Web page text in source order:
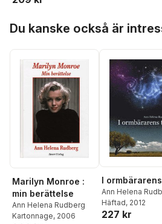
Du kanske också är
Marilyn Monroe :
min berättelse
Ann Helena Rudberg
Kartonnage, 2006
I
Ann Helena
Häftad, 2012
227 kr